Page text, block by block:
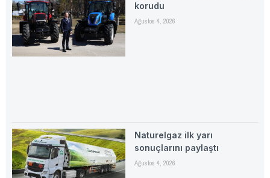
korudu
Ağustos 4, 2026
Naturelgaz ilk yarı
sonuçlarını paylaştı
Ağustos 4, 2026